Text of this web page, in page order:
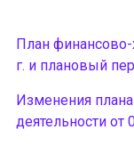
План финансово-
г. и плановый
Изменения
деятельности от